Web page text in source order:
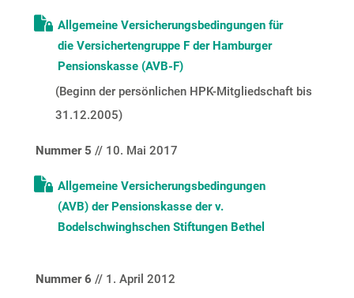
Allgemeine Versicherungsbedingungen für
die Versichertengruppe F der Hamburger
Pensionskasse (AVB-F)
(Beginn der persönlichen HPK-Mitgliedschaft bis
31.12.2005)
Nummer 5 // 10. Mai 2017
Allgemeine Versicherungsbedingungen
(AVB) der Pensionskasse der v.
Bodelschwinghschen Stiftungen Bethel
Nummer 6 // 1. April 2012